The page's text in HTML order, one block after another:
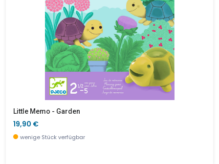
Little Memo - Garden
19,90 €
wenige Stück verfügbar